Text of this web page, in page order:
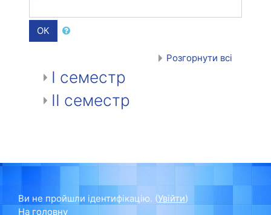
ОК
Розгорнути всі
І семестр
ІІ семестр
Ви не пройшли ідентифікацію. (Увійти)
На головну